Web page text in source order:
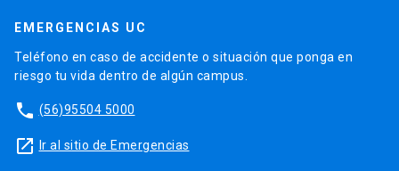
EMERGENCIAS UC
Teléfono en caso de accidente o situación que ponga en
riesgo tu vida dentro de algún campus.
phone (56)95504 5000
launch Ir al sitio de Emergencias